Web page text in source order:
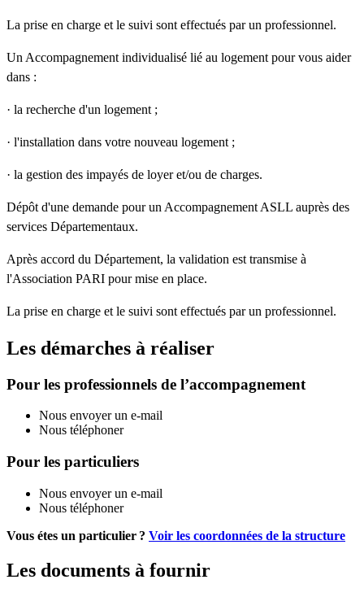
La prise en charge et le suivi sont effectués par un professionnel.
Un Accompagnement individualisé lié au logement pour vous aider
dans :
· la recherche d'un logement ;
· l'installation dans votre nouveau logement ;
· la gestion des impayés de loyer et/ou de charges.
Dépôt d'une demande pour un Accompagnement ASLL auprès des
services Départementaux.
Après accord du Département, la validation est transmise à
l'Association PARI pour mise en place.
La prise en charge et le suivi sont effectués par un professionnel.
Les démarches à réaliser
Pour les professionnels de l’accompagnement
Nous envoyer un e-mail
Nous téléphoner
Pour les particuliers
Nous envoyer un e-mail
Nous téléphoner
Vous étes un particulier ? Voir les coordonnées de la structure
Les documents à fournir